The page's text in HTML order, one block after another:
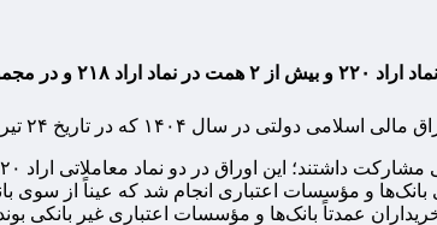
تیرماه ۱۴۰۴ برگزار شده بود را اعلام کرد.
میلیارد تومان سفارش‌گذاری از سوی بانک‌ها و مؤسسات اعتباری